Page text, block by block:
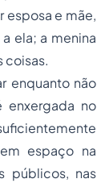
esposa e mãe,
ela; a menina
coisas.
enquanto não
enxergada no
espaço na
públicos, nas